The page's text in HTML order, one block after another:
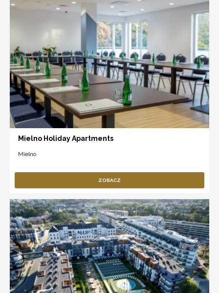
Mielno Holiday Apartments
Mielno
ZOBACZ